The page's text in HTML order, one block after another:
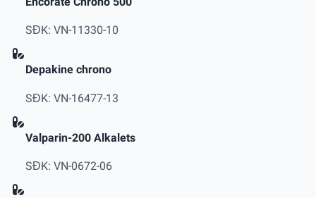
SĐK: VN-11330-10
Depakine chrono
SĐK: VN-16477-13
Valparin-200 Alkalets
SĐK: VN-0672-06